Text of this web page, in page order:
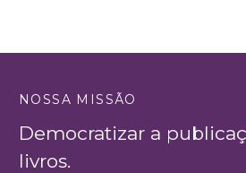
NOSSA MISSÃO
Democratizar a
livros.